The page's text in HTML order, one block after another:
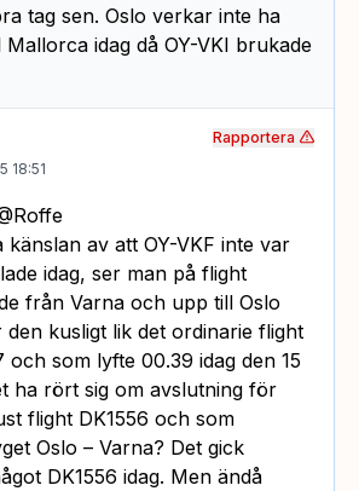
tag sen. Oslo verkar inte ha
idag då OY-VKI brukade
18:51
av att OY-VKF inte var
idag, ser man på flight
från Varna och upp till Oslo
den kusligt lik det ordinarie flight
och som lyfte 00.39 idag den 15
ha rört sig om avslutning för
flight DK1556 och som
Oslo – Varna? Det gick
DK1556 idag. Men ändå
Rapportera